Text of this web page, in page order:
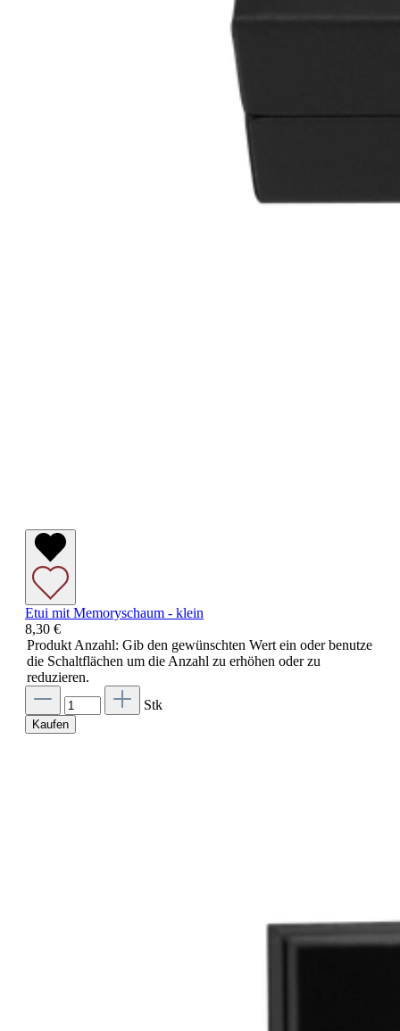
Etui mit Memoryschaum - klein
8,30 €
Produkt Anzahl: Gib den gewünschten Wert ein oder benutze
die Schaltflächen um die Anzahl zu erhöhen oder zu
reduzieren.
Stk
Kaufen